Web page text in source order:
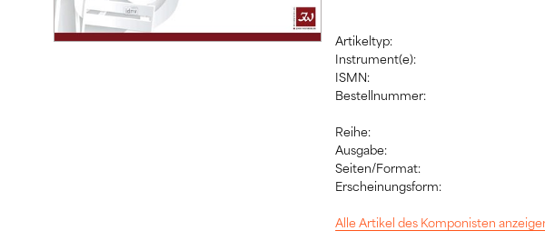
Artikeltyp:
Instrument(e):
ISMN:
Bestellnummer:
Reihe:
Ausgabe:
Seiten/Format:
Erscheinungsform:
Alle Artikel des Komponisten